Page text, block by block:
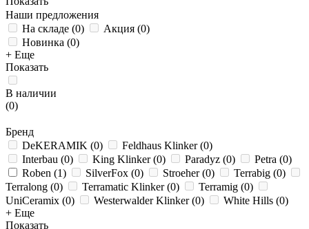
Наши предложения
На складе (0) Акция (0)
Новинка (0)
+ Еще
Показать
В наличии
(0)
Бренд
DeKERAMIK (0) Feldhaus Klinker(0)
Interbau (0) King Klinker(0) Paradyz (0) Petra (0)
Roben (1) SilverFox (0) Stroeher(0) Terrabig (0)
Terralong (0) Terramatic Klinker(0) Terramig (0)
UniCeramix (0) Westerwalder Klinker(0) White Hills (0)
+ Еще
Показать